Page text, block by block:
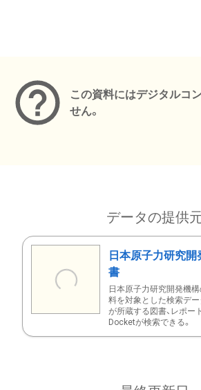
この資料にはデジタルコ
せん。
データの提供
日本原子力研究
書
日本原子力研究開発機
料を対象とした検索デ
が所蔵する図書、レポート
Docketが検索できる。